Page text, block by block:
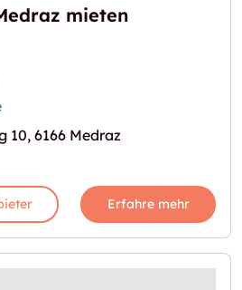
mieten
10, 6166 Medraz
Erfahre mehr